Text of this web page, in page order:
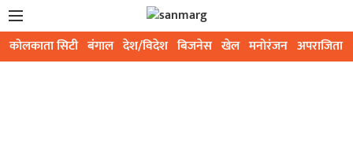
कोलकाता सिटी बंगाल देश/विदेश बिजनेस खेल मनोरंजन अपराजिता